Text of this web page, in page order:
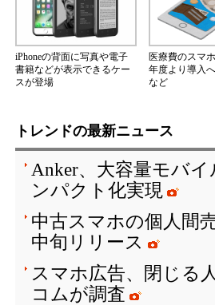
iPhoneの背面に写真や電子
書籍などが表示できるケー
スが登場
医療費のスマ
年度より導入
など
トレンドの最新ニュース
Anker、大容量モバ
ンパクト化実現
中古スマホの個人間
中旬リリース
スマホ広告、閉じる
コムが調査